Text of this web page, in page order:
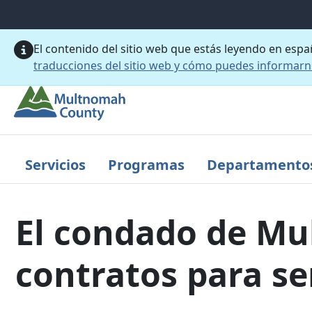
El contenido del sitio web que estás leyendo en
traducciones del sitio web y cómo puedes
Servicios Programas
El condado de
contratos para